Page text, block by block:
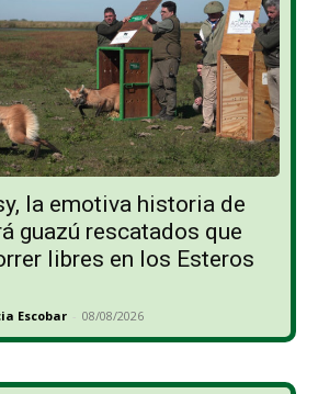
la emotiva historia de
guazú rescatados que
libres en los Esteros
Escobar - 08/08/2026